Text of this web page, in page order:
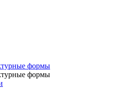
формы
формы